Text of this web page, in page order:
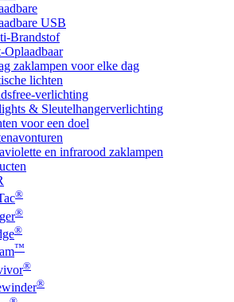
USB
Brandstof
Oplaadbaar
zaklampen voor elke dag
lichten
verlichting
& Sleutelhangerverlichting
voor een doel
en infrarood zaklampen
®
®
®
™
®
®